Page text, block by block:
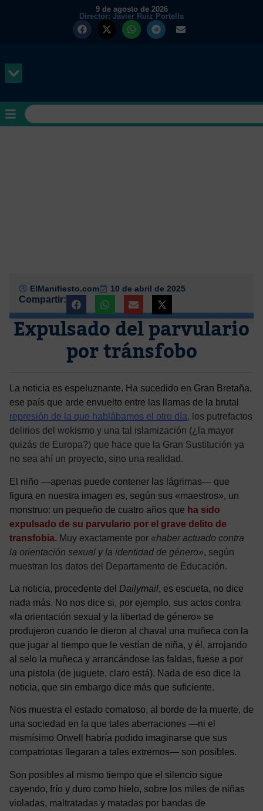
9 de agosto de 2026
Director: Javier Ruiz Portella
ElManifiesto.com 10 de abril de 2025
Compartir:
Expulsado del parvulario
por tránsfobo
La noticia es espeluznante. Ha sucedido en Gran Bretaña,
ese país que arde envuelto entre las llamas de la brutal
represión de la que hablábamos el otro día, los putrefactos
delirios del wokismo y una tal islamización (¿la mayor
quizás de Europa?) que hace que la Gran Sustitución ya
no sea ahí un proyecto, sino una realidad.
El niño —apenas puede contener las lágrimas— que
figura en nuestra imagen es, según sus «maestros», un
monstruo: un pequeño de cuatro años que ha sido
expulsado de su parvulario por el grave delito de
transfobia. Muy exactamente por «haber actuado contra
la orientación sexual y la identidad de género», según
muestran los datos del Departamento de Educación.
La noticia, procedente del Dailymail, es escueta, no dice
nada más. No nos dice si, por ejemplo, sus actos contra
«la orientación sexual y la libertad de género» se
produjeron cuando le dieron al chaval una muñeca con la
que jugar al tiempo que le vestían de niña, y él, arrojando
al selo la muñeca y arrancándose las faldas, fuese a por
una pistola (de juguete, claro está). Nada de eso dice la
noticia, que sin embargo dice más que suficiente.
Nos muestra el estado comatoso, al borde de la muerte, de
una sociedad en la que tales aberraciones —ni el
mismísimo Orwell habría podido imaginarse que sus
compatriotas llegaran a tales extremos— son posibles.
Son posibles al mismo tiempo que el silencio sigue
cayendo, frío y duro como hielo, sobre los miles de niñas
violadas, maltratadas y matadas por bandas de